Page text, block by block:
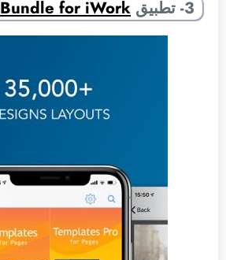
3- تطبيق Bundle for iWork